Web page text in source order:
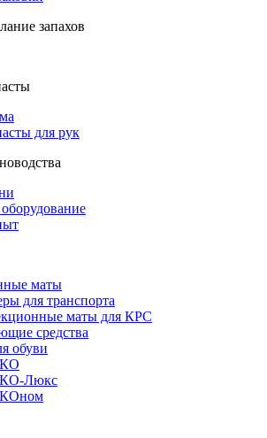
запахов
для рук
маты
для транспорта
маты для КРС
средства
обуви
Люкс